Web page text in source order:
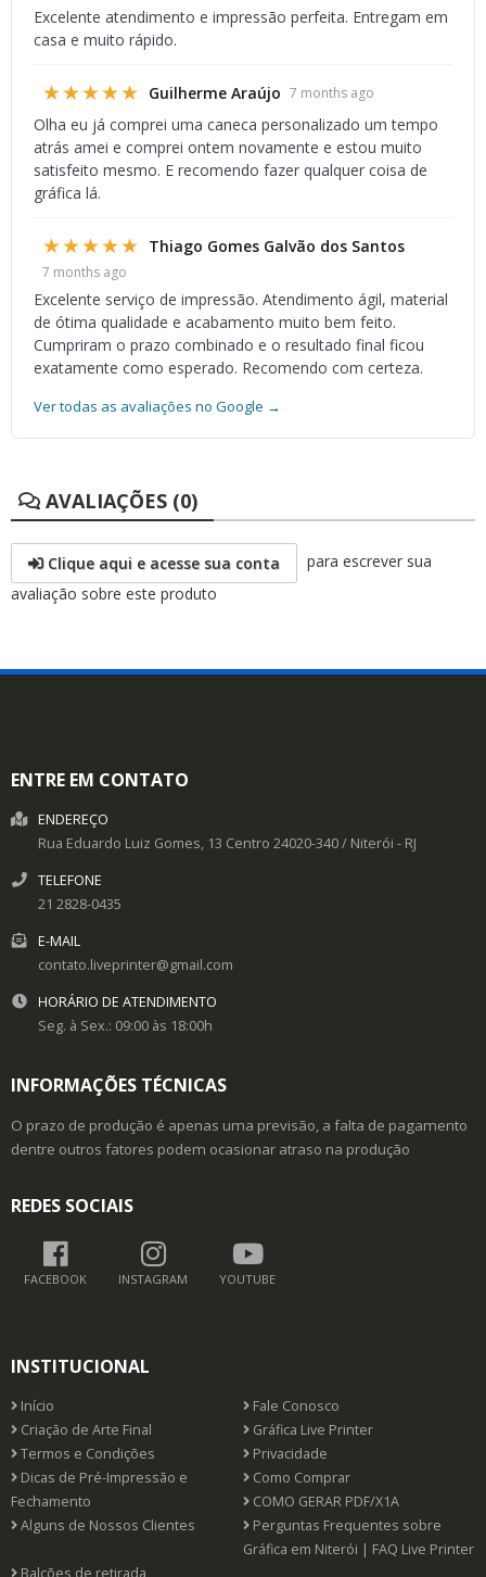
Excelente atendimento e impressão perfeita. Entregam em
casa e muito rápido.
★★★★★ Guilherme Araújo 7 months ago
Olha eu já comprei uma caneca personalizado um tempo
atrás amei e comprei ontem novamente e estou muito
satisfeito mesmo. E recomendo fazer qualquer coisa de
gráfica lá.
★★★★★ Thiago Gomes Galvão dos Santos
7 months ago
Excelente serviço de impressão. Atendimento ágil, material
de ótima qualidade e acabamento muito bem feito.
Cumpriram o prazo combinado e o resultado final ficou
exatamente como esperado. Recomendo com certeza.
Ver todas as avaliações no Google →
AVALIAÇÕES (0)
Clique aqui e acesse sua conta
para escrever sua
avaliação sobre este produto
ENTRE EM CONTATO
ENDEREÇO
Rua Eduardo Luiz Gomes, 13 Centro 24020-340/ Niterói - RJ
TELEFONE
21 2828-0435
E-MAIL
contato.liveprinter@gmail.com
HORÁRIO DE ATENDIMENTO
Seg. à Sex.: 09:00 às 18:00h
INFORMAÇÕES TÉCNICAS
O prazo de produção é apenas uma previsão, a falta de pagamento
dentre outros fatores podem ocasionar atraso na produção
REDES SOCIAIS
FACEBOOK INSTAGRAM YOUTUBE
INSTITUCIONAL
Início
Fale Conosco
Criação de Arte Final
Gráfica Live Printer
Termos e Condições
Privacidade
Dicas de Pré-Impressão e
Fechamento
Como Comprar
COMO GERAR PDF/X1A
Alguns de Nossos Clientes
Perguntas Frequentes sobre
Gráfica em Niterói | FAQ Live Printer
Balcões de retirada